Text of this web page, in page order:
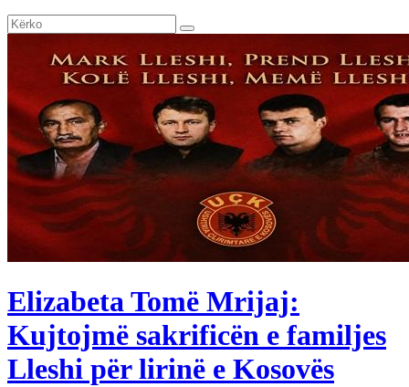
Elizabeta Tomë Mrijaj:
Kujtojmë sakrificën e familjes
Lleshi për lirinë e Kosovës